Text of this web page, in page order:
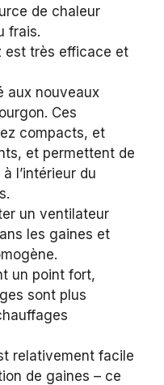
de chaleur
frais.
est très efficace et
aux nouveaux
Ces
compacts, et
et permettent de
l’intérieur du
un ventilateur
les gaines et
un point fort,
sont plus
relativement facile
de gaines – ce